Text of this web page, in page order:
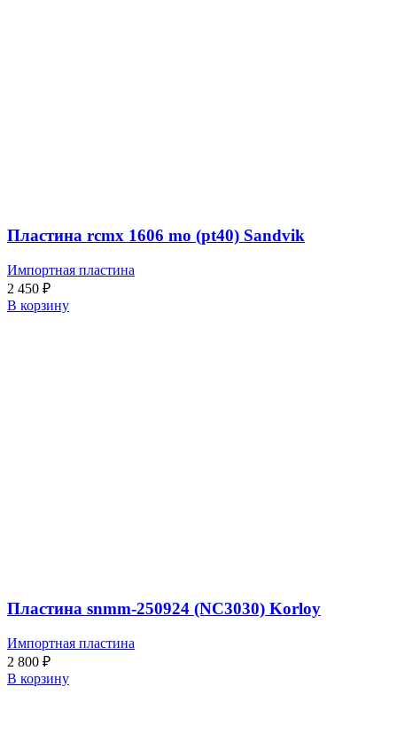
Пластина rcmx 1606 mo (pt40) Sandvik
Импортная пластина
2 450 ₽
В корзину
Пластина snmm-250924 (NC3030) Korloy
Импортная пластина
2 800 ₽
В корзину